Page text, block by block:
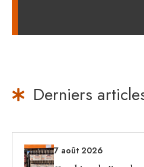
Derniers
7 août 2026